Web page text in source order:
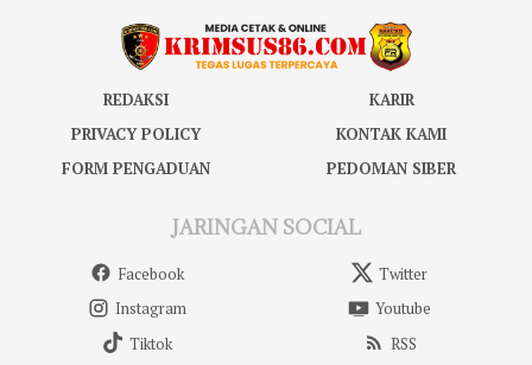
REDAKSI
KARIR
PRIVACY POLICY
KONTAK KAMI
FORM PENGADUAN
PEDOMAN SIBER
JARINGAN SOCIAL
Facebook
Twitter
Instagram
Youtube
Tiktok
RSS